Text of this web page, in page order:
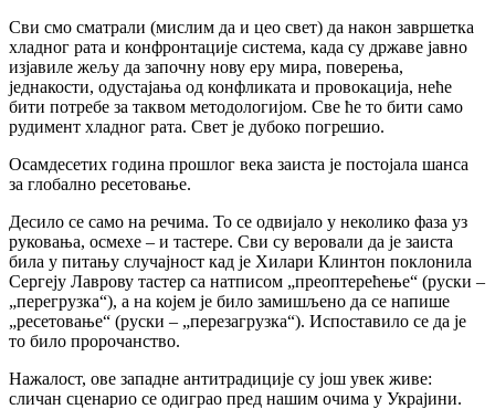
Сви смо сматрали (мислим да и цео свет) да након завршетка
хладног рата и конфронтације система, када су државе јавно
изјавиле жељу да започну нову еру мира, поверења,
једнакости, одустајања од конфликата и провокација, неће
бити потребе за таквом методологијом. Све ће то бити само
рудимент хладног рата. Свет је дубоко погрешио.
Осамдесетих година прошлог века заиста је постојала шанса
за глобално ресетовање.
Десило се само на речима. То се одвијало у неколико фаза уз
руковања, осмехе – и тастере. Сви су веровали да је заиста
била у питању случајност кад је Хилари Клинтон поклонила
Сергеју Лаврову тастер са натписом „преоптерећење“ (руски –
„перегрузка“), а на којем је било замишљено да се напише
„ресетовање“ (руски – „перезагрузка“). Испоставило се да је
то било пророчанство.
Нажалост, ове западне антитрадиције су још увек живе:
сличан сценарио се одиграо пред нашим очима у Украјини.